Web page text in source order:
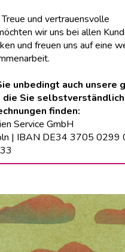
und vertrauensvolle
wir uns bei allen
und freuen uns auf eine
unbedingt auch unsere
die Sie
finden:
Service GmbH
| IBAN DE34 3705